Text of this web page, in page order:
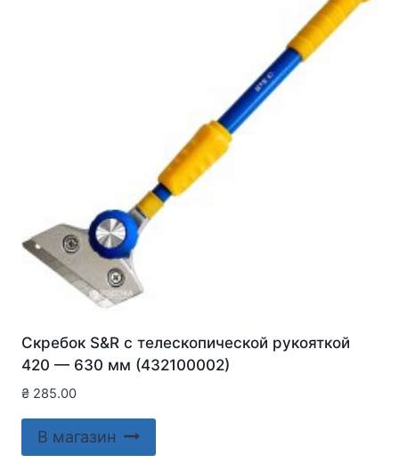
Скребок S&R с телескопической рукояткой
420 — 630 мм (432100002)
₴ 285.00
В магазин